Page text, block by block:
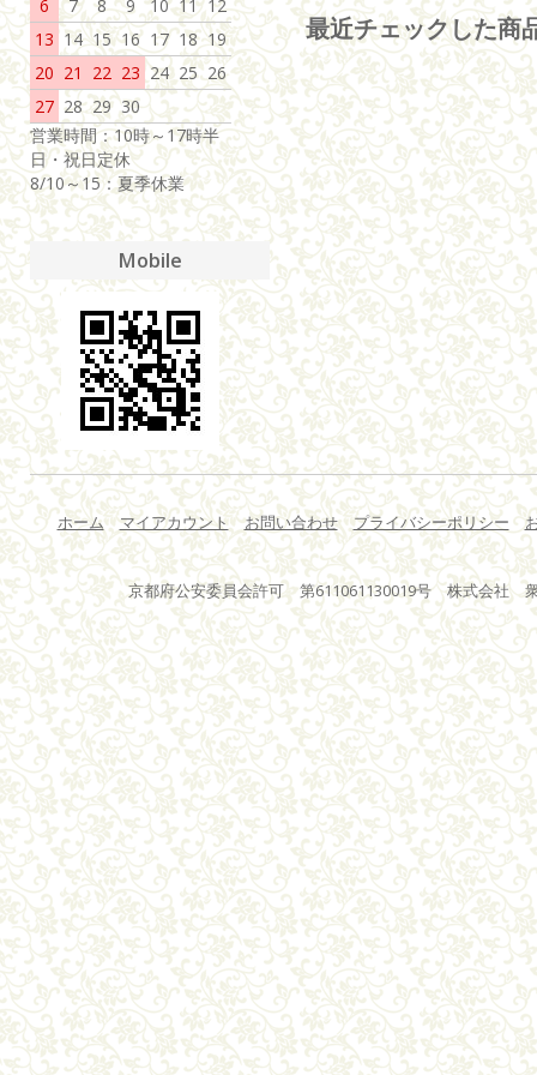
最近チェックした商
6 7 8 9 10 11 12
13 14 15 16 17 18 19
20 21 22 23 24 25 26
27 28 29 30
営業時間：10時～17時半
日・祝日定休
8/10～15：夏季休業
Mobile
ホーム マイアカウント お問い合わせ プライバシーポリシー
京都府公安委員会許可 第611061130019号 株式会社